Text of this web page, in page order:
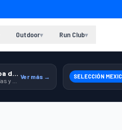
Outdoor▾ Run Club▾
Nueva etapa de México Ver más → SELECCIÓN